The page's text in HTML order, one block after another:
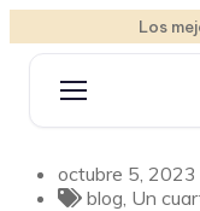
Los
octubre 5, 2023
blog, Un